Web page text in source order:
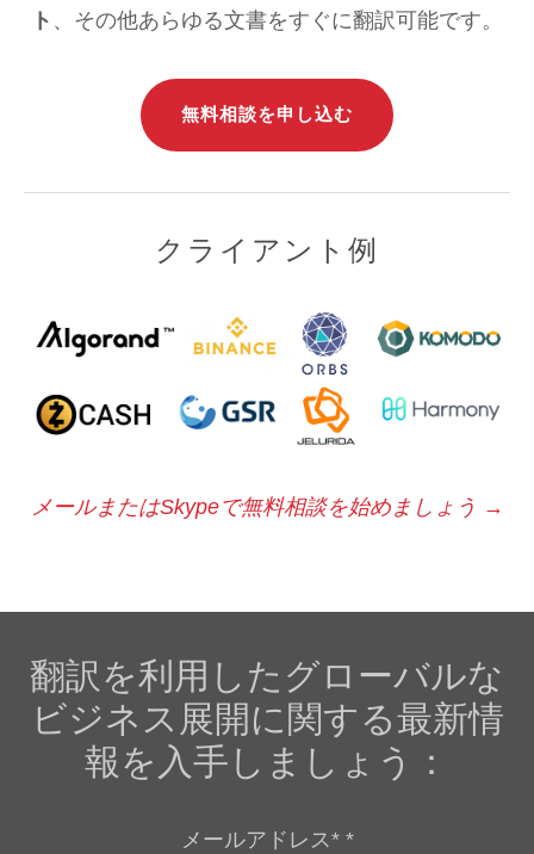
ト 、その他あらゆる文書をすぐに翻訳可能です。
無料相談を申し込む
クライアント例
メールまたはSkypeで無料相談を始めましょう →
翻訳を利用したグローバルな
ビジネス展開に関する最新情
報を入手しましょう：
メールアドレス* *